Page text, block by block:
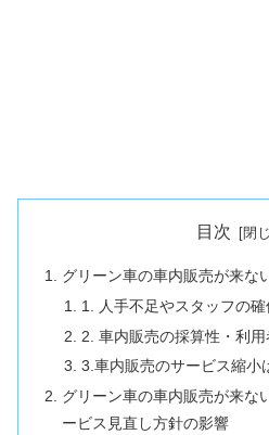
目次
グリーン車の車内販売が来な
1. 人手不足やスタッフの確
2. 車内販売の採算性・利
3.車内販売のサービス縮小
グリーン車の車内販売が来
ービス見直し方針の影響